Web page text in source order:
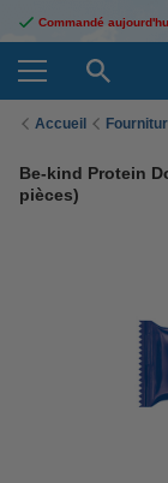
Commandé
Accueil
Be-kind Protein
pièces)